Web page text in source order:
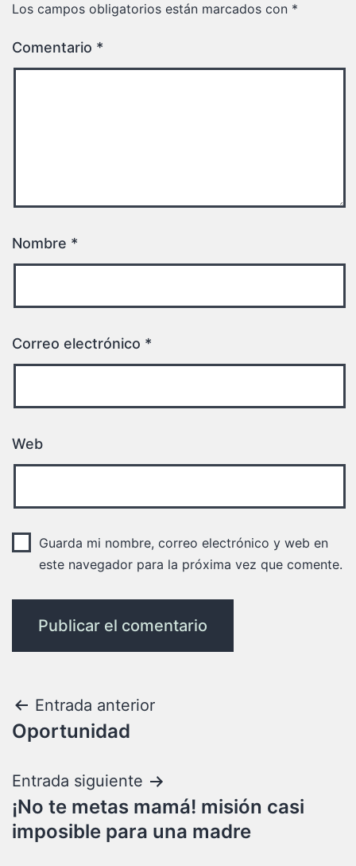
Los campos obligatorios están marcados con *
Comentario *
Nombre *
Correo electrónico *
Web
Guarda mi nombre, correo electrónico y web en
este navegador para la próxima vez que comente.
Entrada anterior
Oportunidad
Entrada siguiente
¡No te metas mamá! misión casi
imposible para una madre